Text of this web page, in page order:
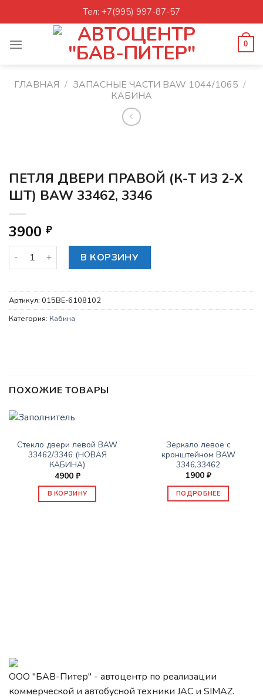
to
Тел: +7(995) 997-87-57
0
ГЛАВНАЯ / ЗАПАСНЫЕ ЧАСТИ BAW 1044/1065 /
КАБИНА
ПЕТЛЯ ДВЕРИ ПРАВОЙ (К-Т ИЗ 2-Х
ШТ) BAW 33462, 3346
3900 ₽
Количество товара ПЕТЛЯ ДВЕРИ ПРАВОЙ (К-Т ИЗ 2-Х
В КОРЗИНУ
Артикул: 015BE-6108102
Категория: Кабина
ПОХОЖИЕ ТОВАРЫ
Стекло двери левой BAW
33462/3346 (НОВАЯ
КАБИНА)
4900 ₽
В КОРЗИНУ
Зеркало левое с
кронштейном BAW
3346,33462
1900 ₽
ПОДРОБНЕЕ
ООО "БАВ-Питер" - автоцентр по реализации
коммерческой и автобусной техники JAC и SIMAZ.